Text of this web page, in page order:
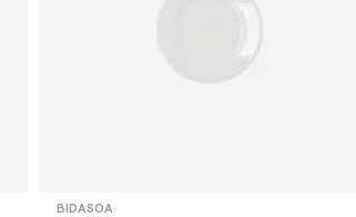
BIDASOA